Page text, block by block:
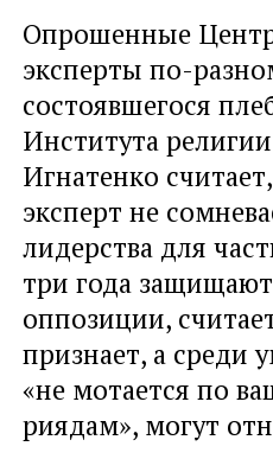
Опрошенные
эксперты по-
состоявшегося
Института
Игнатенко
эксперт не
лидерства для
три года
оппозиции,
признает, а среди
«не мотается по
риядам», могут